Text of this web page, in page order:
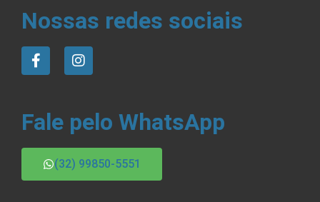
Nossas redes sociais
Fale pelo WhatsApp
(32) 99850-5551